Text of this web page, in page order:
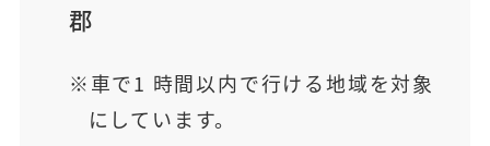
郡
車で1 時間以内で行ける地域を対象
にしています。